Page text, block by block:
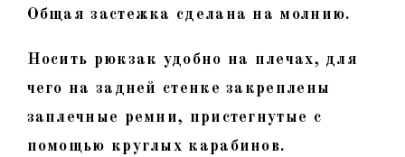
Общая застежка сделана на молнию.
Носить рюкзак удобно на плечах, для
чего на задней стенке закреплены
заплечные ремни, пристегнутые с
помощью круглых карабинов.